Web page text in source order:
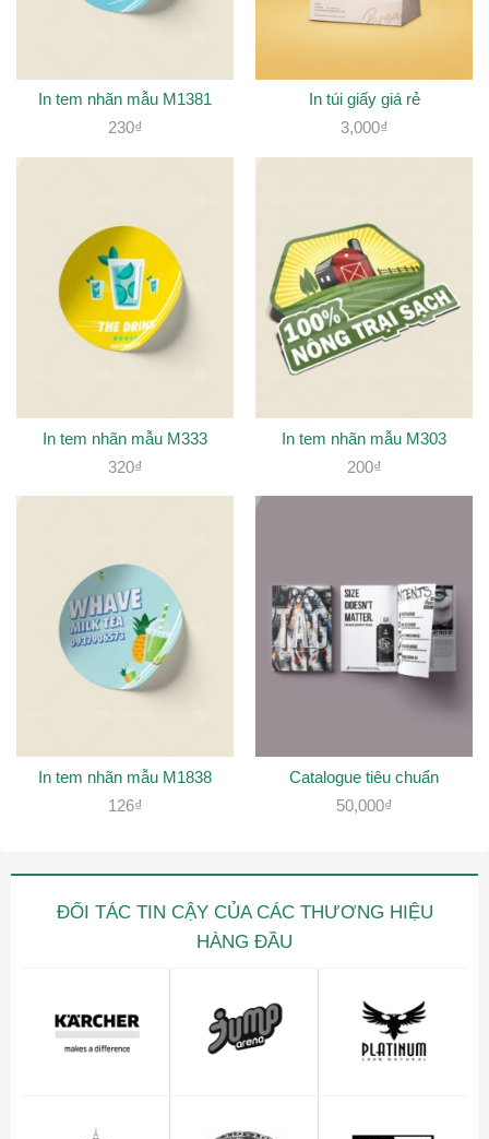
In tem nhãn mẫu M1381
230₫
In túi giấy giá rẻ
3,000₫
In tem nhãn mẫu M333
320₫
In tem nhãn mẫu M303
200₫
In tem nhãn mẫu M1838
126₫
Catalogue tiêu chuẩn
50,000₫
ĐỐI TÁC TIN CẬY CỦA CÁC THƯƠNG HIỆU
HÀNG ĐẦU